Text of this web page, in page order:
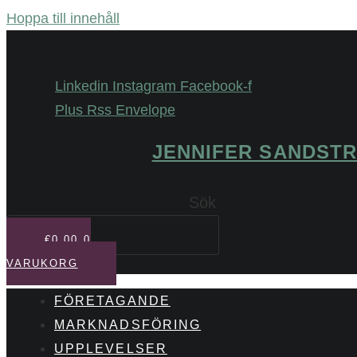
Hoppa till innehåll
Linkedin Instagram Facebook-f
Plus Rss Envelope
JENNIFER
Sök
€0,00 0
VARUKORG
FÖRETAGANDE
MARKNADSFÖRING
UPPLEVELSER